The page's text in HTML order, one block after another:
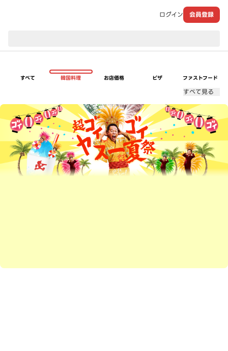
ログイン 会員登録
すべて 韓国料理 お店価格 ピザ ファストフード
すべて見る
超ゴイゴイヤスー夏祭